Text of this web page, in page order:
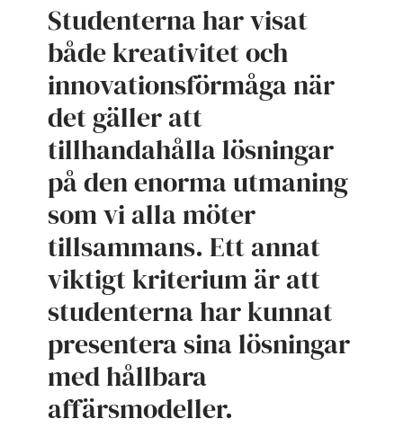
Studenterna har visat
både kreativitet och
innovationsförmåga när
det gäller att
tillhandahålla lösningar
på den enorma utmaning
som vi alla möter
tillsammans. Ett annat
viktigt kriterium är att
studenterna har kunnat
presentera sina lösningar
med hållbara
affärsmodeller.